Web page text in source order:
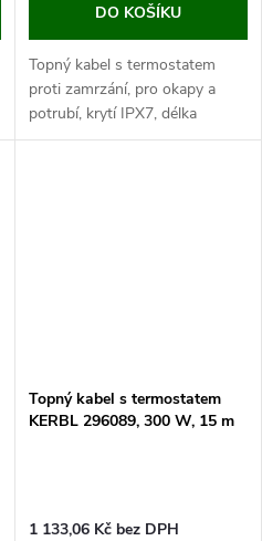
DO KOŠÍKU
Topný kabel s termostatem
proti zamrzání, pro okapy a
potrubí, krytí IPX7, délka
topného kabelu 5 m, délka
Topný kabel s termostatem
KERBL 296089, 300 W, 15 m
1 133,06 Kč bez DPH